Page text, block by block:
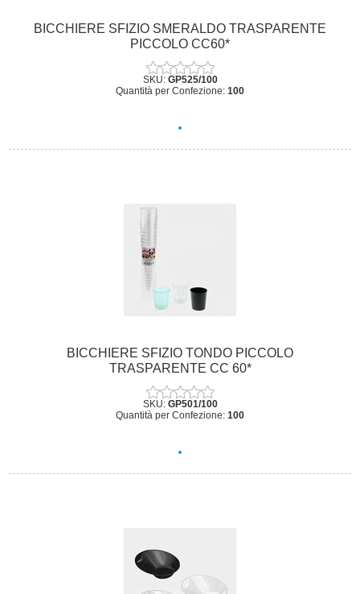
BICCHIERE SFIZIO SMERALDO TRASPARENTE
PICCOLO CC60*
SKU: GP525/100
Quantità per Confezione: 100
BICCHIERE SFIZIO TONDO PICCOLO
TRASPARENTE CC 60*
SKU: GP501/100
Quantità per Confezione: 100